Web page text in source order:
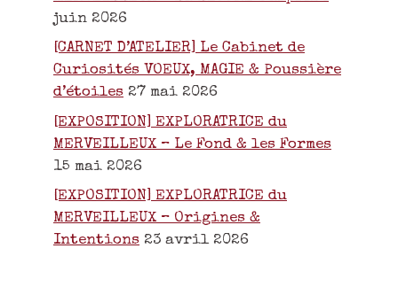
juin 2026
[CARNET D’ATELIER] Le Cabinet de
Curiosités VOEUX, MAGIE & Poussière
d’étoiles 27 mai 2026
[EXPOSITION] EXPLORATRICE du
MERVEILLEUX – Le Fond & les Formes
15 mai 2026
[EXPOSITION] EXPLORATRICE du
MERVEILLEUX – Origines &
Intentions 23 avril 2026